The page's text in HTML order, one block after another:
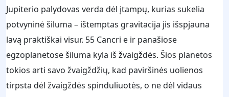
Jupiterio palydovas verda dėl įtampų, kurias sukelia
potvyninė šiluma – ištemptas gravitacija jis išspjauna
lavą praktiškai visur. 55 Cancri e ir panašiose
egzoplanetose šiluma kyla iš žvaigždės. Šios planetos
tokios arti savo žvaigždžių, kad paviršinės uolienos
tirpsta dėl žvaigždės spinduliuotės, o ne dėl vidaus